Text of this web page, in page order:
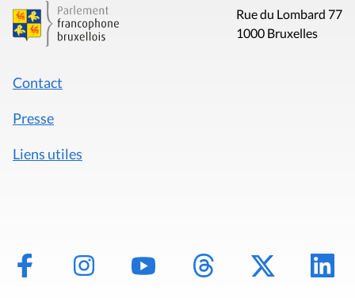
Rue du Lombard 77
1000 Bruxelles
Contact
Presse
Liens utiles